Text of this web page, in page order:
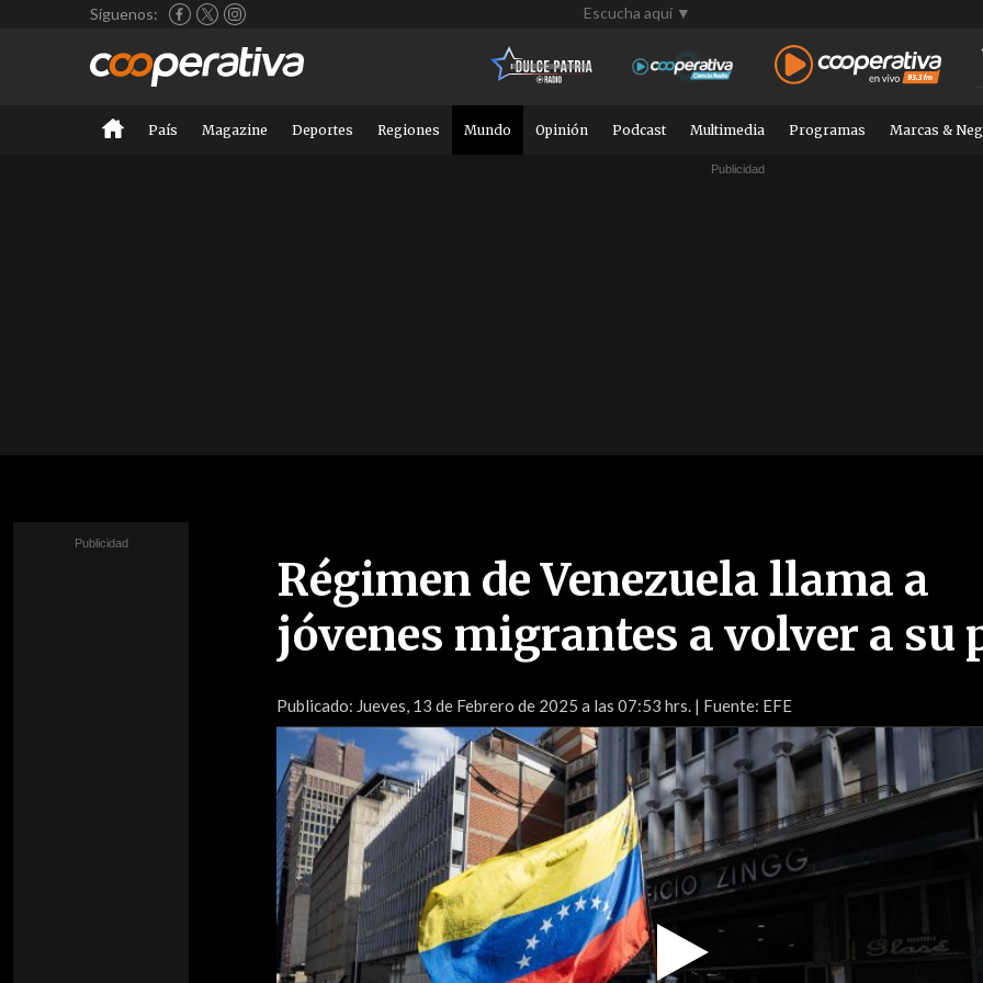
Síguenos: Escucha aquí ▼
País Magazine Deportes Regiones Mundo Opinión Podcast Multimedia Programas Marcas &
Régimen de Venezuela llama a
jóvenes migrantes a volver a su
Publicado: Jueves, 13 de Febrero de 2025 a las 07:53 hrs. | Fuente: EFE
Play
Video